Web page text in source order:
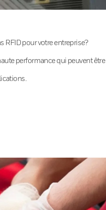
RFID pour votre entreprise?
performance qui peuvent être